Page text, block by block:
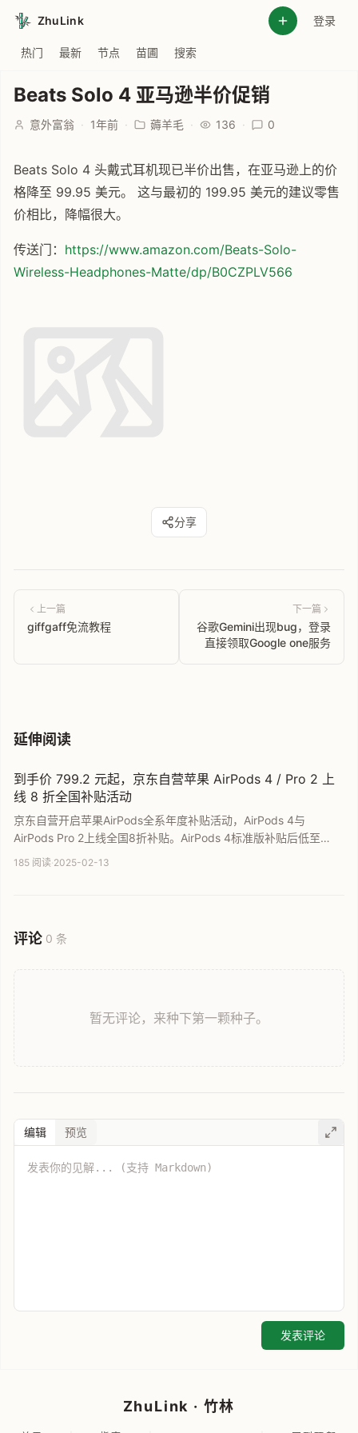
ZhuLink 登录
热门 最新 节点 苗圃 搜索
Beats Solo 4 亚马逊半价促销
意外富翁 · 1年前 · 薅羊毛 · 136 · 0
Beats Solo 4 头戴式耳机现已半价出售，在亚马逊上的价
格降至 99.95 美元。 这与最初的 199.95 美元的建议零售
价相比，降幅很大。
传送门： https://www.amazon.com/Beats-Solo-
Wireless-Headphones-Matte/dp/B0CZPLV566
分享
上一篇
giffgaff免流教程
下一篇
谷歌Gemini出现bug，登录
直接领取Google one服务
延伸阅读
到手价 799.2 元起，京东自营苹果 AirPods 4 / Pro 2 上
线 8 折全国补贴活动
京东自营开启苹果AirPods全系年度补贴活动，AirPods 4与
AirPods Pro 2上线全国8折补贴。AirPods 4标准版补贴后低至
799.2元，AirPods Pro 2叠加优惠后仅需1359.2元。活动涵盖多款
185 阅读·2025-02-13
评论 0 条
暂无评论，来种下第一颗种子。
编辑 预览
发表评论
ZhuLink · 竹林